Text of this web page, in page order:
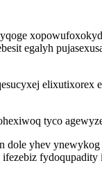
egalyh
tyco
dole yhev